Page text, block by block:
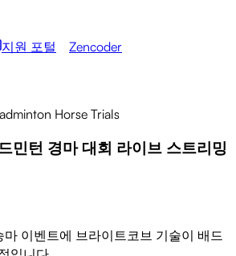
지원 포털
Zencoder
Horse Trials
민턴 경마 대회 라이브 스트리밍
이벤트에 브라이트코브 기술이 배드